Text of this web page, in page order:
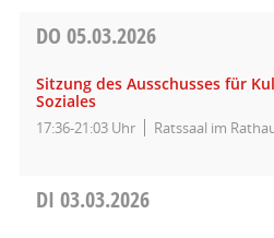
DO 05.03.2026
Sitzung des Ausschusses für
Soziales
17:36-21:03 Uhr Ratssaal im
DI 03.03.2026